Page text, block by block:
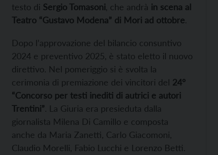
testo di Sergio Tomasoni , che andrà in scena al
Teatro “Gustavo Modena” di Mori ad ottobre.
Dopo l’approvazione del bilancio consuntivo
2024 e preventivo 2025, è stato eletto il nuovo
direttivo. Nel pomeriggio si è svolta la
cerimonia di premiazione dei vincitori del 24°
“Concorso per testi inediti di autrici e autori
Trentini”. La Giuria era presieduta dalla
giornalista Milena Di Camillo e composta
anche da Maria Zanetti, Carlo Giacomoni,
Claudio Morelli, Fabio Lucchi e Lorenzo Betti.